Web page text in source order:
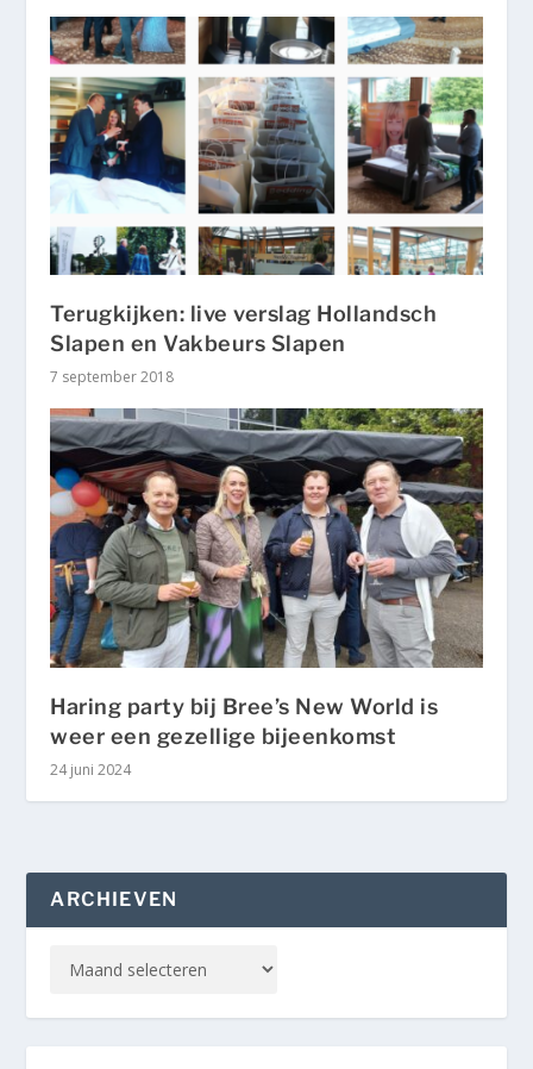
Terugkijken: live verslag Hollandsch
Slapen en Vakbeurs Slapen
7 september 2018
Haring party bij Bree’s New World is
weer een gezellige bijeenkomst
24 juni 2024
ARCHIEVEN